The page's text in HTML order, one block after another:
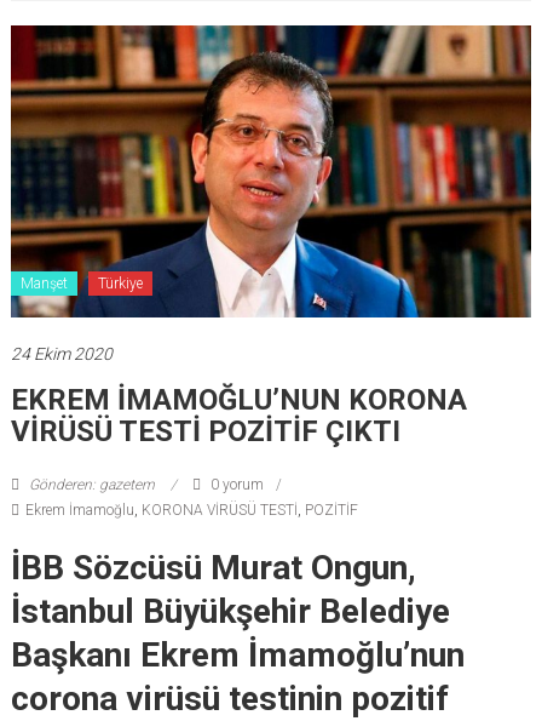
Manşet Türkiye
24 Ekim 2020
EKREM İMAMOĞLU’NUN KORONA
VİRÜSÜ TESTİ POZİTİF ÇIKTI
Gönderen: gazetem
0 yorum
Ekrem İmamoğlu, KORONA VİRÜSÜ TESTİ, POZİTİF
İBB Sözcüsü Murat Ongun,
İstanbul Büyükşehir Belediye
Başkanı Ekrem İmamoğlu’nun
corona virüsü testinin pozitif